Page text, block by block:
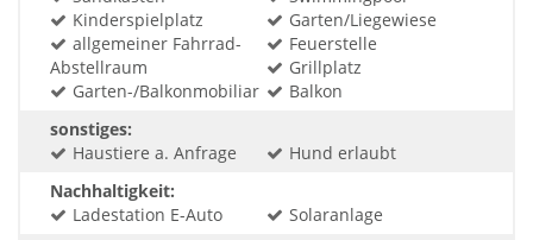
Kinderspielplatz
Garten/Liegewiese
allgemeiner Fahrrad-
Abstellraum
Feuerstelle
Grillplatz
Garten-/Balkonmobiliar
Balkon
sonstiges:
Haustiere a. Anfrage
Hund erlaubt
Nachhaltigkeit:
Ladestation E-Auto
Solaranlage